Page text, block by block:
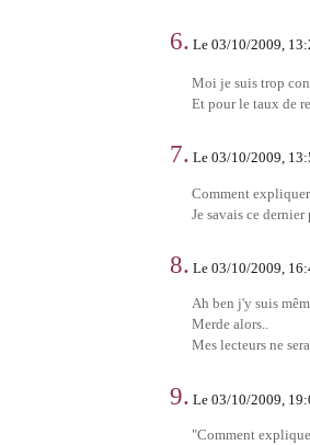
6. Le 03/10/2009,
Moi je suis trop
Et pour le taux de
7. Le 03/10/2009,
Comment
Je savais ce
8. Le 03/10/2009,
Ah ben j'y suis
Merde alors..
Mes lecteurs ne
9. Le 03/10/2009,
"Comment